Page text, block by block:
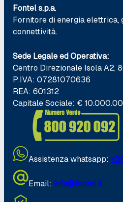
Fontel s.p.a.
Fornitore di energia elettrica,
connettività.
Sede Legale ed Operativa:
Centro Direzionale Isola A2,
P.IVA: 07281070636
REA: 601312
Capitale Sociale: €
Assistenza whatsapp:
Email: info@fontel.it